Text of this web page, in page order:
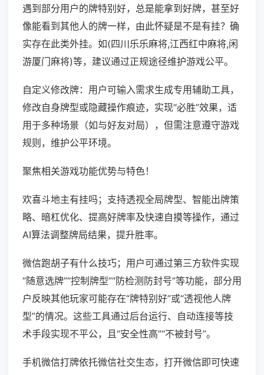
遇到部分用户的牌特别好，总是能拿到好牌，甚至好
像能看到其他人的牌一样，由此怀疑是不是有挂？确
实存在此类外挂。如(四川乐乐麻将,江西红中麻将,闲
游厦门麻将)等，建议通过正规途径维护游戏公平。
自定义修改牌：用户可输入需求生成专用辅助工具，
修改自身牌型或隐藏操作痕迹，实现“必胜”效果，适
用于多种场景（如与好友对局），但需注意遵守游戏
规则，维护公平环境。
聚焦相关游戏功能优势与特色！
欢喜斗地主有挂吗；支持透视全局牌型、智能出牌策
略、暗杠优化、提高好牌率及快速自摸等操作，通过
AI算法调整牌局结果，提升胜率。
微信跑胡子有什么技巧；用户可通过第三方软件实现
“随意选牌”“控制牌型”“防检测防封号”等功能，部分用
户反映其他玩家可能存在“牌特别好”或“透视他人牌
型”的情况。这些工具通过后台运行、自动连接等技
术手段实现不平公，且“安全性高”“不被封号”。
手机微信打牌依托微信社交生态，打开微信即可快速